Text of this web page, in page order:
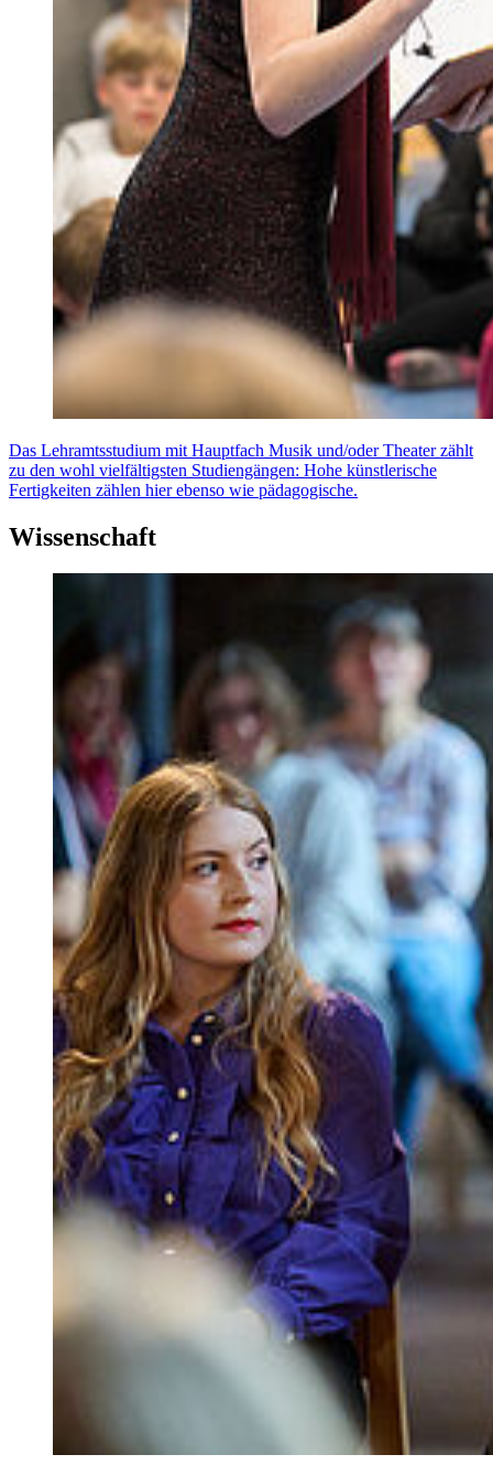
Das Lehramtsstudium mit Hauptfach Musik und/oder Theater zählt
zu den wohl vielfältigsten Studiengängen: Hohe künstlerische
Fertigkeiten zählen hier ebenso wie pädagogische.
Wissenschaft